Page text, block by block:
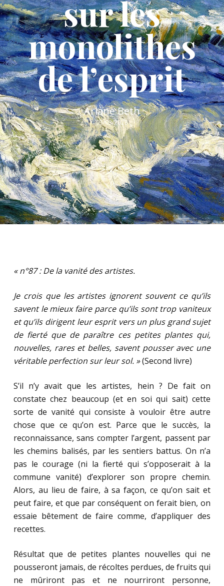
sur les
monolithes
de l’esprit
Ariane Beth
03/03/2023
« n°87 : De la vanité des artistes.
Je crois que les artistes ignorent souvent ce qu’ils
savent le mieux faire parce qu’ils sont trop vaniteux
et qu’ils dirigent leur esprit vers un plus grand sujet
de fierté que de paraître ces petites plantes qui,
nouvelles, rares et belles, savent pousser avec une
véritable perfection sur leur sol. »(Second livre)
S’il n’y avait que les artistes, hein ? De fait on
constate chez beaucoup (et en soi qui sait) cette
sorte de vanité qui consiste à vouloir être autre
chose que ce qu’on est. Parce que le succès, la
reconnaissance, sans compter l’argent, passent par
les chemins balisés, par les sentiers battus. On n’a
pas le courage (ni la fierté qui s’opposerait à la
commune vanité) d’explorer son propre chemin.
Alors, au lieu de faire, à sa façon, ce qu’on sait et
peut faire, et que par conséquent on ferait bien, on
essaie bêtement de faire comme, d’appliquer des
recettes.
Résultat que de petites plantes nouvelles qui ne
pousseront jamais, de récoltes perdues, de fruits qui
ne mûriront pas et ne nourriront personne,